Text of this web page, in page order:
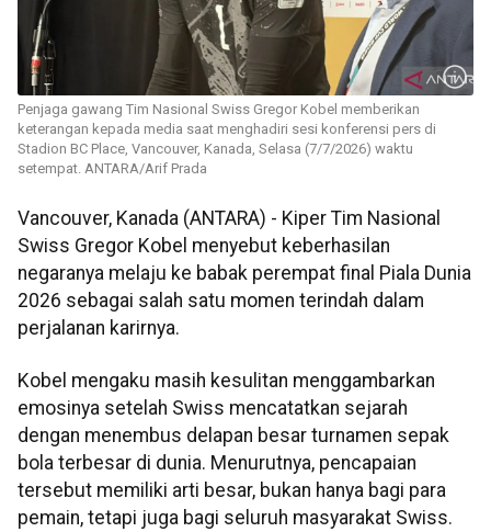
Penjaga gawang Tim Nasional Swiss Gregor Kobel memberikan
keterangan kepada media saat menghadiri sesi konferensi pers di
Stadion BC Place, Vancouver, Kanada, Selasa (7/7/2026) waktu
setempat. ANTARA/Arif Prada
Vancouver, Kanada (ANTARA) - Kiper Tim Nasional
Swiss Gregor Kobel menyebut keberhasilan
negaranya melaju ke babak perempat final Piala Dunia
2026 sebagai salah satu momen terindah dalam
perjalanan karirnya.
Kobel mengaku masih kesulitan menggambarkan
emosinya setelah Swiss mencatatkan sejarah
dengan menembus delapan besar turnamen sepak
bola terbesar di dunia. Menurutnya, pencapaian
tersebut memiliki arti besar, bukan hanya bagi para
pemain, tetapi juga bagi seluruh masyarakat Swiss.